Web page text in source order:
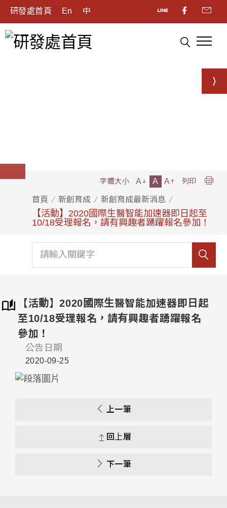
研發處首頁 En 中
首頁 新創育成 新創育成最新消息
【活動】2020國際生醫智能加速器即日起至
10/18受理報名，請有興趣者踴躍報名參加！
字體大小 A A A 列印
【活動】2020國際生醫智能加速器即日起
至10/18受理報名，請有興趣者踴躍報名
參加！
公告日期
2020-09-25
上一筆
回上層
下一筆